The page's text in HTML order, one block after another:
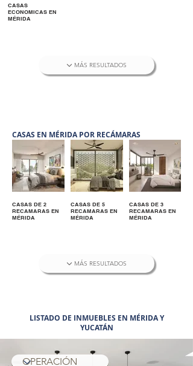
CASAS
ECONOMICAS EN
MÉRIDA
MÁS RESULTADOS
CASAS EN MÉRIDA POR RECÁMARAS
CASAS DE 2
RECAMARAS EN
MÉRIDA
CASAS DE 5
RECAMARAS EN
MÉRIDA
CASAS DE 3
RECAMARAS EN
MÉRIDA
MÁS RESULTADOS
LISTADO DE INMUEBLES EN MÉRIDA Y
YUCATÁN